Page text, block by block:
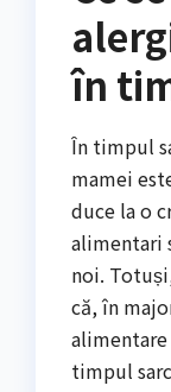
în
În timpul
mamei
duce la o
alimentari
noi.
că, în
alimentare
timpul